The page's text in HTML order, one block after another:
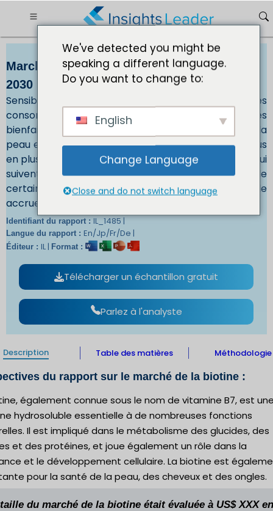
Marché de la biotine taille XXX USD dici
2030
Sensibilisation croissante aux bienfaits de la biotineLes
consommateurs sont de plus en plus conscients des
bienfaits de la biotine pour la santé des cheveux, de la
peau et des ongles. La carence en biotine est de plus
en plus courante, en particulier chez les personnes qui
suivent un régime restrictif ou qui souffrent de
certaines pathologies. Cela conduit à une demande
accrue de suppléments de biotine.
Identifiant du rapport : IL_1485 |
Langue du rapport : En/Jp/Fr/De |
Éditeur : IL | Format :
Télécharger un échantillon gratuit
Parlez à l'analyste
Description Table des matières Méthodologie
du rapport sur le marché de la biotine :
également connue sous le nom de vitamine B7, est
hydrosoluble essentielle à de nombreuses fonctions
Il est impliqué dans le métabolisme des glucides, des
et des protéines, et joue également un rôle dans la
et le développement cellulaire. La biotine est
pour la santé de la peau, des cheveux et des ongles.
du marché de la biotine était évaluée à US$ XXX en
We've detected you might be
speaking a different language.
Do you want to change to:
English
Change Language
Close and do not switch language